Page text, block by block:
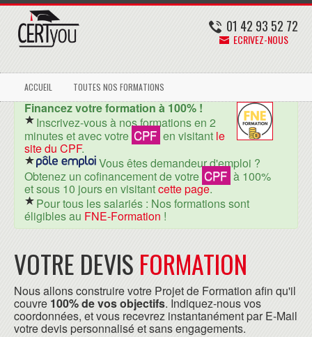
01 42 93 52 72
ECRIVEZ-NOUS
ACCUEIL TOUTES NOS FORMATIONS
Financez votre formation à 100% !
Inscrivez-vous à nos formations en 2
minutes et avec votre CPF en visitant le
site du CPF.
Vous êtes demandeur d'emploi ?
Obtenez un cofinancement de votre CPF à 100%
et sous 10 jours en visitantcette page.
Pour tous les salariés : Nos formations sont
éligibles au FNE-Formation !
VOTRE DEVIS FORMATION
Nous allons construire votre Projet de Formation afin qu'il
couvre 100% de vos objectifs. Indiquez-nous vos
coordonnées, et vous recevrez instantanément par E-Mail
votre devis personnalisé et sans engagements.